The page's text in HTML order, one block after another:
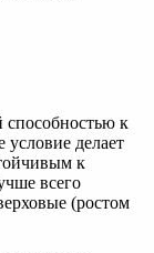
способностью к
делает
к
всего
(ростом